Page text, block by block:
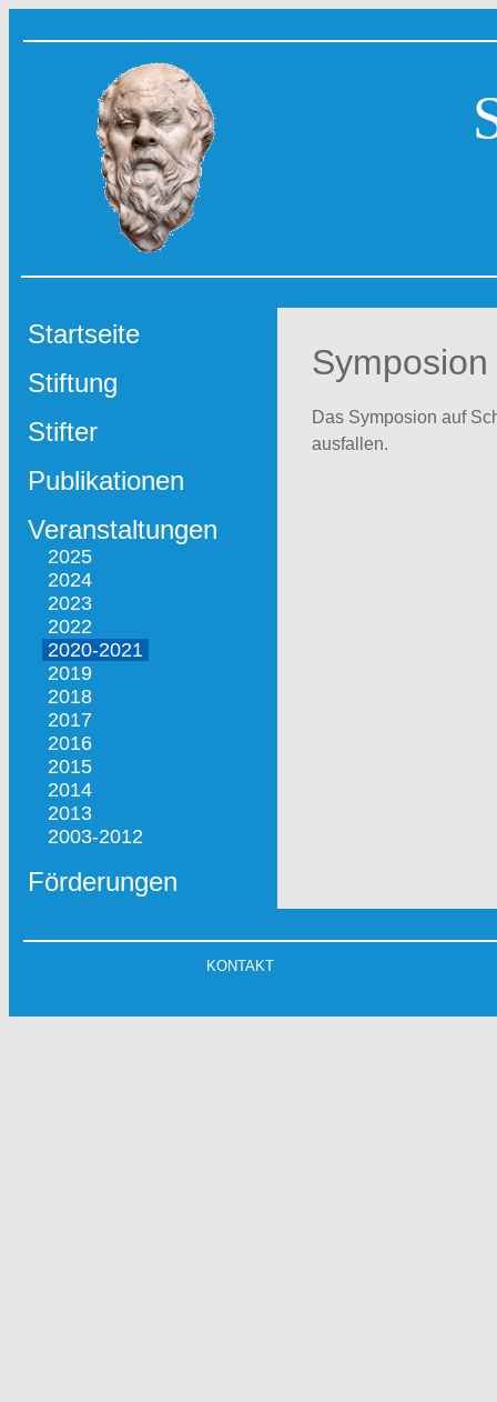
Startseite
Stiftung
Stifter
Publikationen
Veranstaltungen
2025
2024
2023
2022
2020-2021
2019
2018
2017
2016
2015
2014
2013
2003-2012
Förderungen
Das Symposion auf
ausfallen.
KONTAKT